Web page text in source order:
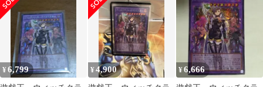
レット
レア
¥6,799 ¥4,900 ¥6,666